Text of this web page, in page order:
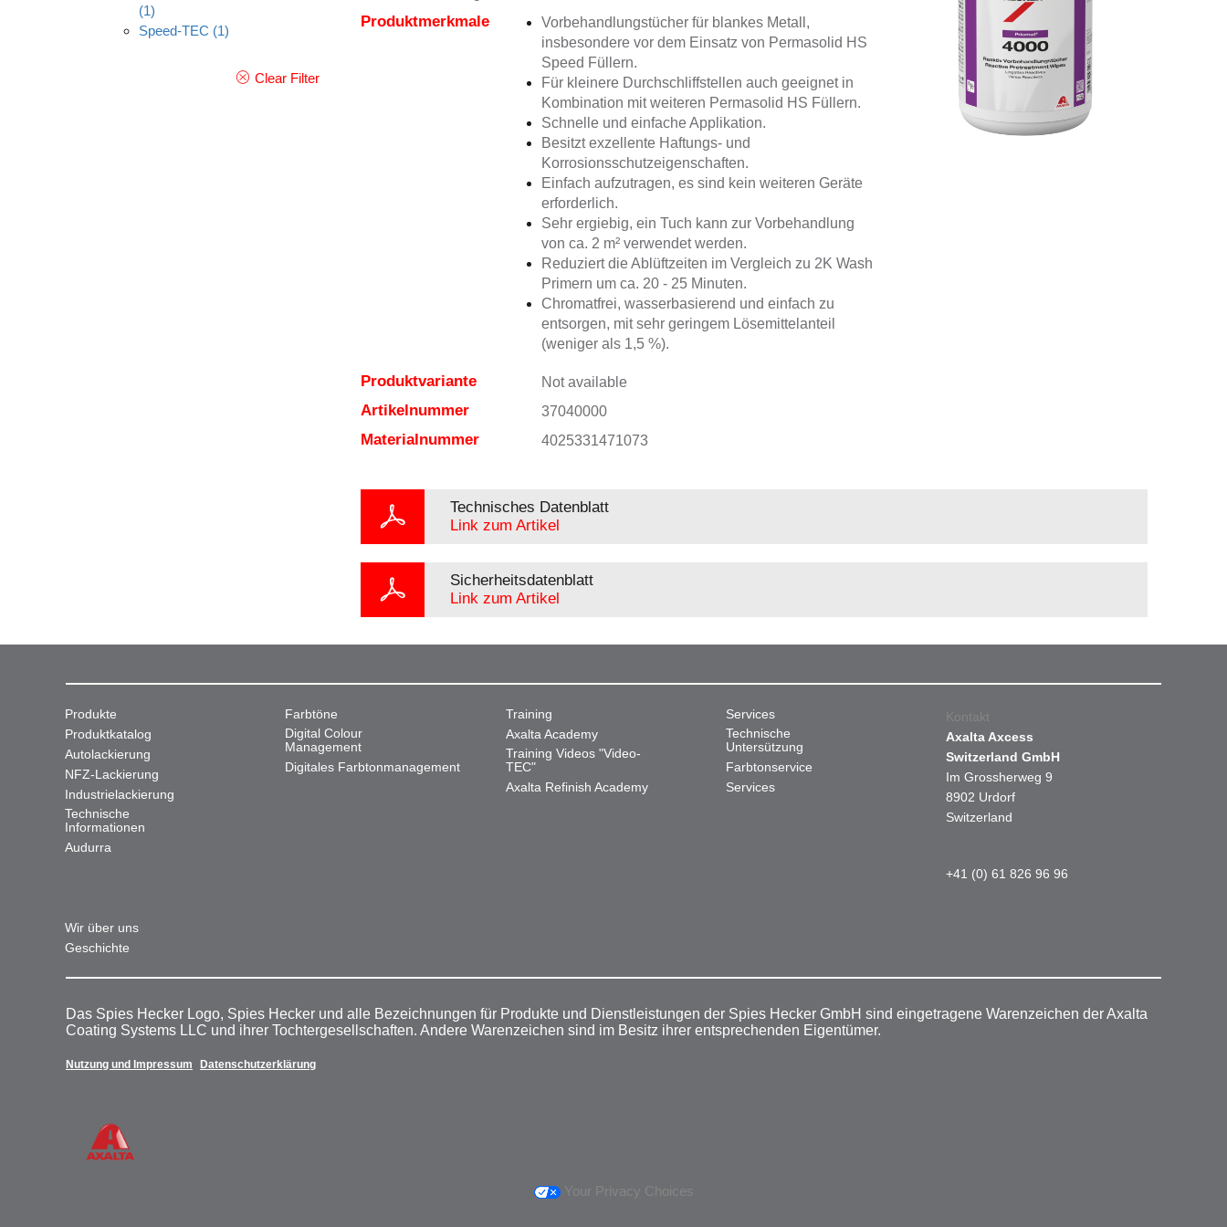
(1)
Speed-TEC (1)
Clear Filter
Produktmerkmale
Vorbehandlungstücher für blankes Metall,
insbesondere vor dem Einsatz von Permasolid HS
Speed Füllern.
Für kleinere Durchschliffstellen auch geeignet in
Kombination mit weiteren Permasolid HS Füllern.
Schnelle und einfache Applikation.
Besitzt exzellente Haftungs- und
Korrosionsschutzeigenschaften.
Einfach aufzutragen, es sind kein weiteren Geräte
erforderlich.
Sehr ergiebig, ein Tuch kann zur Vorbehandlung
von ca. 2 m² verwendet werden.
Reduziert die Ablüftzeiten im Vergleich zu 2K Wash
Primern um ca. 20 - 25 Minuten.
Chromatfrei, wasserbasierend und einfach zu
entsorgen, mit sehr geringem Lösemittelanteil
(weniger als 1,5 %).
Produktvariante Not available
Artikelnummer 37040000
Materialnummer 4025331471073
Technisches Datenblatt
Link zum Artikel
Sicherheitsdatenblatt
Link zum Artikel
Produkte
Produktkatalog
Autolackierung
NFZ-Lackierung
Industrielackierung
Technische
Informationen
Audurra
Farbtöne
Digital Colour
Management
Digitales Farbtonmanagement
Training
Axalta Academy
Training Videos "Video-
TEC"
Axalta Refinish Academy
Services
Technische
Untersützung
Farbtonservice
Services
Wir über uns
Geschichte
Kontakt
Axalta Axcess
Switzerland GmbH
Im Grossherweg 9
8902 Urdorf
Switzerland
+41 (0) 61 826 96 96
Das Spies Hecker Logo, Spies Hecker und alle Bezeichnungen für Produkte und Dienstleistungen der Spies Hecker GmbH sind eingetragene Warenzeichen der Axalta
Coating Systems LLC und ihrer Tochtergesellschaften. Andere Warenzeichen sind im Besitz ihrer entsprechenden Eigentümer.
Nutzung und Impressum Datenschutzerklärung
Your Privacy Choices